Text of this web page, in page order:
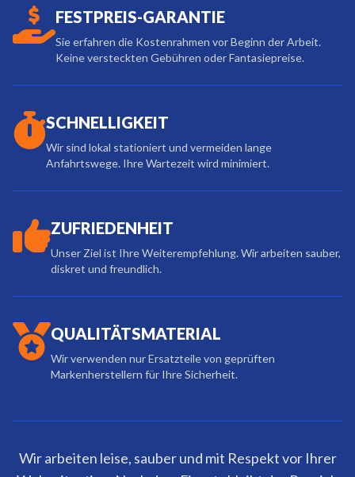
FESTPREIS-GARANTIE
Sie erfahren die Kostenrahmen vor Beginn der Arbeit.
Keine versteckten Gebühren oder Fantasiepreise.
SCHNELLIGKEIT
Wir sind lokal stationiert und vermeiden lange
Anfahrtswege. Ihre Wartezeit wird minimiert.
ZUFRIEDENHEIT
Unser Ziel ist Ihre Weiterempfehlung. Wir arbeiten sauber,
diskret und freundlich.
QUALITÄTSMATERIAL
Wir verwenden nur Ersatzteile von geprüften
Markenherstellern für Ihre Sicherheit.
Wir arbeiten leise, sauber und mit Respekt vor Ihrer